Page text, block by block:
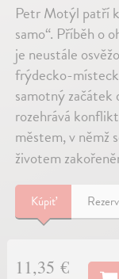
Petr Motýl patří
samo“. Příběh o
je neustále
frýdecko-
samotný začátek
rozehrává
městem, v němž
životem
Kúpiť
11,35 €